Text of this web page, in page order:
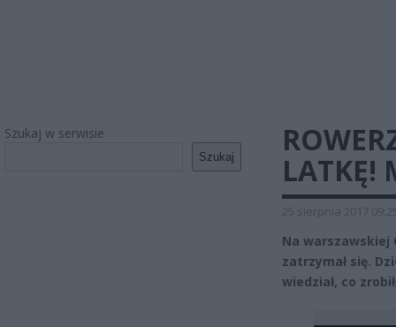
Szukaj w serwisie
Szukaj
LATKĘ!
25 sierpnia 2017
Na warszawskiej
zatrzymał się.
wiedział, co